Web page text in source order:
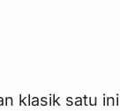
klasik satu ini